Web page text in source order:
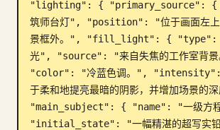
"lighting": { "primary_source":
筑师台灯", "position": "位于画面左上
景框外。", "fill_light": { "type": "
光", "source": "来自失焦的工作室背
"color": "冷蓝色调。", "intensity":
于柔和地提亮最暗的阴影，并增加场景
"main_subject": { "name": "一级方
"initial_state": "一幅精湛的超写实铅